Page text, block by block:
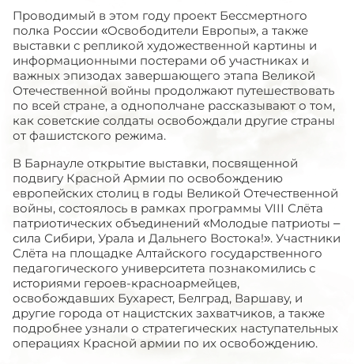
Проводимый в этом году проект Бессмертного
полка России «Освободители Европы», а также
выставки с репликой художественной картины и
информационными постерами об участниках и
важных эпизодах завершающего этапа Великой
Отечественной войны продолжают путешествовать
по всей стране, а однополчане рассказывают о том,
как советские солдаты освобождали другие страны
от фашистского режима.
В Барнауле открытие выставки, посвященной
подвигу Красной Армии по освобождению
европейских столиц в годы Великой Отечественной
войны, состоялось в рамках программы VIII Слёта
патриотических объединений «Молодые патриоты –
сила Сибири, Урала и Дальнего Востока!». Участники
Слёта на площадке Алтайского государственного
педагогического университета познакомились с
историями героев-красноармейцев,
освобождавших Бухарест, Белград, Варшаву, и
другие города от нацистских захватчиков, а также
подробнее узнали о стратегических наступательных
операциях Красной армии по их освобождению.